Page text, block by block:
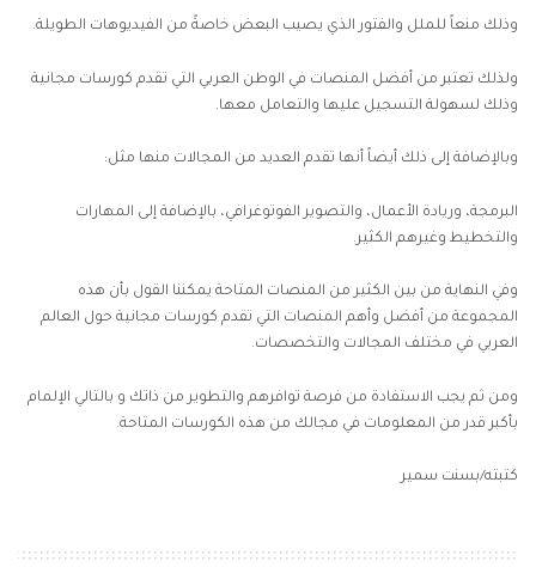
وذلك منعاً للملل والفتور الذي يصيب البعض خاصةً من الفيديوهات الطويلة.
ولذلك تعتبر من أفضل المنصات في الوطن العربي التي تقدم كورسات مجانية
وذلك لسهولة التسجيل عليها والتعامل معها.
وبالإضافة إلى ذلك أيضاً أنها تقدم العديد من المجالات منها مثل:
البرمجة، وريادة الأعمال، والتصوير الفوتوغرافي، بالإضافة إلى المهارات
والتخطيط وغيرهم الكثير.
وفي النهاية من بين الكثير من المنصات المتاحة يمكننا القول بأن هذه
المجموعة من أفضل وأهم المنصات التي تقدم كورسات مجانية حول العالم
العربي في مختلف المجالات والتخصصات.
ومن ثم يجب الاستفادة من فرصة توافرهم والتطوير من ذاتك و بالتالي الإلمام
بأكبر قدر من المعلومات في مجالك من هذه الكورسات المتاحة.
كتبته/بسنت سمير